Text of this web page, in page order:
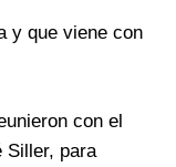
y que viene con
con el
Siller, para